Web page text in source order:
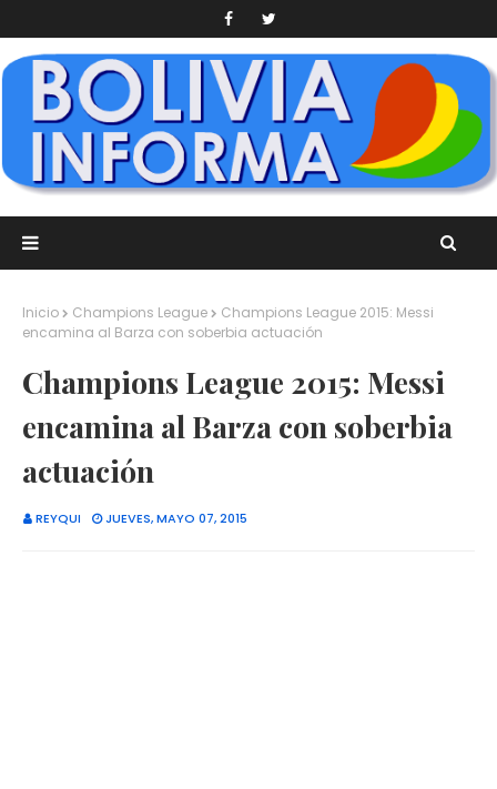
Inicio Champions League
Champions League 2015: Messi
encamina al Barza con soberbia actuación
Champions League 2015: Messi
encamina al Barza con soberbia
actuación
REYQUI JUEVES, MAYO 07, 2015